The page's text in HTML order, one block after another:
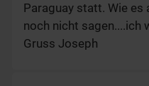
Paraguay statt. Wie es
noch nicht sagen....ich
Gruss Joseph